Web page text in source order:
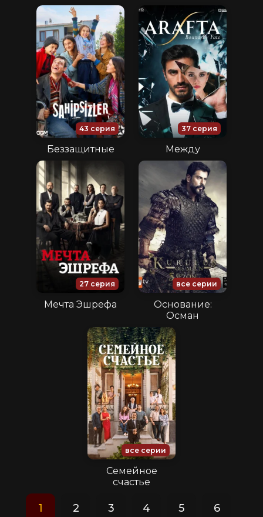
43 серия
Беззащитные
37 серия
Между
27 серия
Мечта Эшрефа
все серии
Основание:
Осман
все серии
Семейное
счастье
1 2 3 4 5 6